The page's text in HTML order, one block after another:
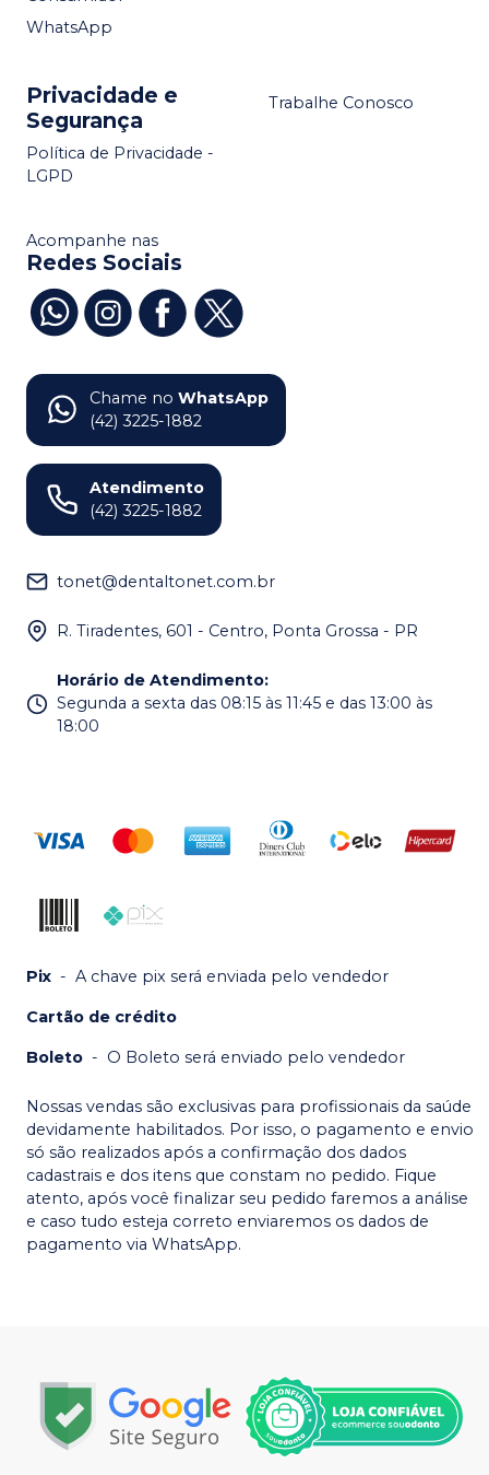
WhatsApp
Privacidade e
Segurança
Política de Privacidade -
LGPD
Trabalhe Conosco
Acompanhe nas
Redes Sociais
Chame no WhatsApp
(42) 3225-1882
Atendimento
(42) 3225-1882
tonet@dentaltonet.com.br
R. Tiradentes, 601 - Centro, Ponta Grossa - PR
Horário de Atendimento:
Segunda a sexta das 08:15 às 11:45 e das 13:00 às
18:00
Pix - A chave pix será enviada pelo vendedor
Cartão de crédito
Boleto - O Boleto será enviado pelo vendedor
Nossas vendas são exclusivas para profissionais da saúde
devidamente habilitados. Por isso, o pagamento e envio
só são realizados após a confirmação dos dados
cadastrais e dos itens que constam no pedido. Fique
atento, após você finalizar seu pedido faremos a análise
e caso tudo esteja correto enviaremos os dados de
pagamento via WhatsApp.